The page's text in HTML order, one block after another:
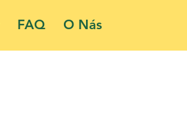
FAQ O Nás